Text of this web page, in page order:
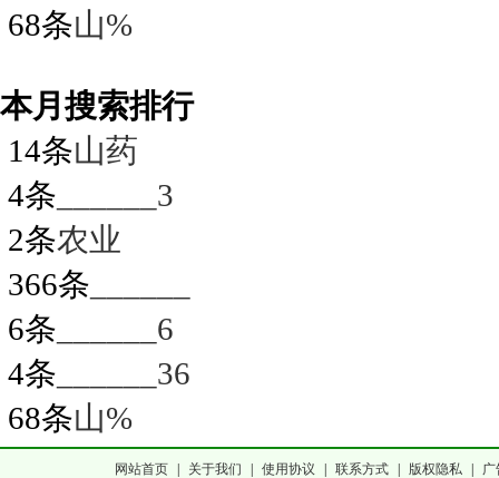
68条山%
本月搜索排行
14条山药
4条 ______3
2条农业
366条
6条 ______6
4条 ______36
68条山%
网站首页 关于我们 使用协议 联系方式 版权隐私 广